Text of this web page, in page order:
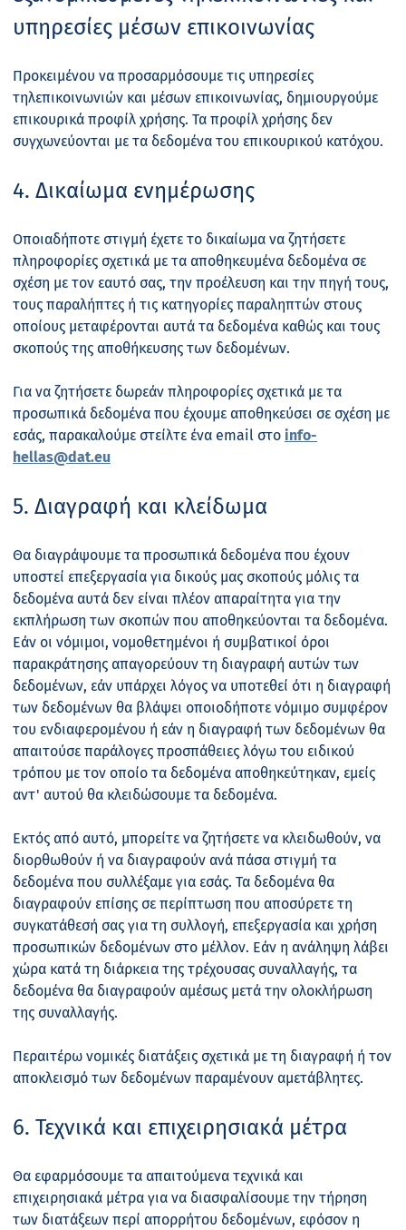
υπηρεσίες μέσων επικοινωνίας
Προκειμένου να προσαρμόσουμε τις υπηρεσίες
τηλεπικοινωνιών και μέσων επικοινωνίας, δημιουργούμε
επικουρικά προφίλ χρήσης. Τα προφίλ χρήσης δεν
συγχωνεύονται με τα δεδομένα του επικουρικού κατόχου.
4. Δικαίωμα ενημέρωσης
Οποιαδήποτε στιγμή έχετε το δικαίωμα να ζητήσετε
πληροφορίες σχετικά με τα αποθηκευμένα δεδομένα σε
σχέση με τον εαυτό σας, την προέλευση και την πηγή τους,
τους παραλήπτες ή τις κατηγορίες παραληπτών στους
οποίους μεταφέρονται αυτά τα δεδομένα καθώς και τους
σκοπούς της αποθήκευσης των δεδομένων.
Για να ζητήσετε δωρεάν πληροφορίες σχετικά με τα
προσωπικά δεδομένα που έχουμε αποθηκεύσει σε σχέση με
εσάς, παρακαλούμε στείλτε ένα email στο info-
hellas@dat.eu
5. Διαγραφή και κλείδωμα
Θα διαγράψουμε τα προσωπικά δεδομένα που έχουν
υποστεί επεξεργασία για δικούς μας σκοπούς μόλις τα
δεδομένα αυτά δεν είναι πλέον απαραίτητα για την
εκπλήρωση των σκοπών που αποθηκεύονται τα δεδομένα.
Εάν οι νόμιμοι, νομοθετημένοι ή συμβατικοί όροι
παρακράτησης απαγορεύουν τη διαγραφή αυτών των
δεδομένων, εάν υπάρχει λόγος να υποτεθεί ότι η διαγραφή
των δεδομένων θα βλάψει οποιοδήποτε νόμιμο συμφέρον
του ενδιαφερομένου ή εάν η διαγραφή των δεδομένων θα
απαιτούσε παράλογες προσπάθειες λόγω του ειδικού
τρόπου με τον οποίο τα δεδομένα αποθηκεύτηκαν, εμείς
αντ' αυτού θα κλειδώσουμε τα δεδομένα.
Εκτός από αυτό, μπορείτε να ζητήσετε να κλειδωθούν, να
διορθωθούν ή να διαγραφούν ανά πάσα στιγμή τα
δεδομένα που συλλέξαμε για εσάς. Τα δεδομένα θα
διαγραφούν επίσης σε περίπτωση που αποσύρετε τη
συγκατάθεσή σας για τη συλλογή, επεξεργασία και χρήση
προσωπικών δεδομένων στο μέλλον. Εάν η ανάληψη λάβει
χώρα κατά τη διάρκεια της τρέχουσας συναλλαγής, τα
δεδομένα θα διαγραφούν αμέσως μετά την ολοκλήρωση
της συναλλαγής.
Περαιτέρω νομικές διατάξεις σχετικά με τη διαγραφή ή τον
αποκλεισμό των δεδομένων παραμένουν αμετάβλητες.
6. Τεχνικά και επιχειρησιακά μέτρα
Θα εφαρμόσουμε τα απαιτούμενα τεχνικά και
επιχειρησιακά μέτρα για να διασφαλίσουμε την τήρηση
των διατάξεων περί απορρήτου δεδομένων, εφόσον η